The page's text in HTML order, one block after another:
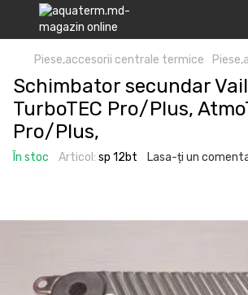
Piese,accesorii centrale termice
Schimbator secundar
TurboTEC Pro/Plus,
Pro/Plus,
În stoc Articol: sp 12bt Lasa-ți un